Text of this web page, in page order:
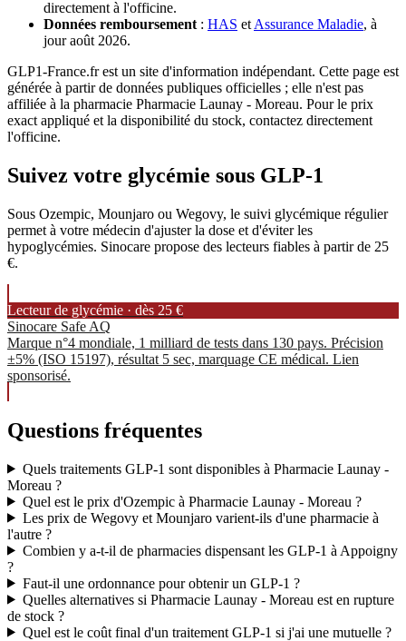
directement à l'officine.
Données remboursement : HAS et Assurance Maladie, à
jour août 2026.
GLP1-France.fr est un site d'information indépendant. Cette page est
générée à partir de données publiques officielles ; elle n'est pas
affiliée à la pharmacie Pharmacie Launay - Moreau. Pour le prix
exact appliqué et la disponibilité du stock, contactez directement
l'officine.
Suivez votre glycémie sous GLP-1
Sous Ozempic, Mounjaro ou Wegovy, le suivi glycémique régulier
permet à votre médecin d'ajuster la dose et d'éviter les
hypoglycémies. Sinocare propose des lecteurs fiables à partir de 25
€.
Lecteur de glycémie · dès 25 €
Sinocare Safe AQ
Marque n°4 mondiale, 1 milliard de tests dans 130 pays. Précision
±5% (ISO 15197), résultat 5 sec, marquage CE médical. Lien
sponsorisé.
Questions fréquentes
Quels traitements GLP-1 sont disponibles à Pharmacie Launay -
Moreau ?
Quel est le prix d'Ozempic à Pharmacie Launay - Moreau ?
Les prix de Wegovy et Mounjaro varient-ils d'une pharmacie à
l'autre ?
Combien y a-t-il de pharmacies dispensant les GLP-1 à Appoigny
?
Faut-il une ordonnance pour obtenir un GLP-1 ?
Quelles alternatives si Pharmacie Launay - Moreau est en rupture
de stock ?
Quel est le coût final d'un traitement GLP-1 si j'ai une mutuelle ?